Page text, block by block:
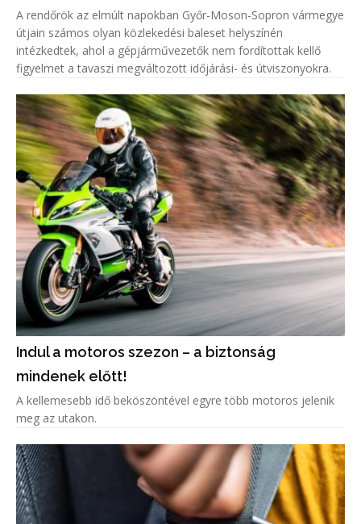
A rendőrök az elmúlt napokban Győr-Moson-Sopron vármegye
útjain számos olyan közlekedési baleset helyszínén
intézkedtek, ahol a gépjárművezetők nem fordítottak kellő
figyelmet a tavaszi megváltozott időjárási- és útviszonyokra.
Indul a motoros szezon – a biztonság
mindenek előtt!
A kellemesebb idő beköszöntével egyre több motoros jelenik
meg az utakon.